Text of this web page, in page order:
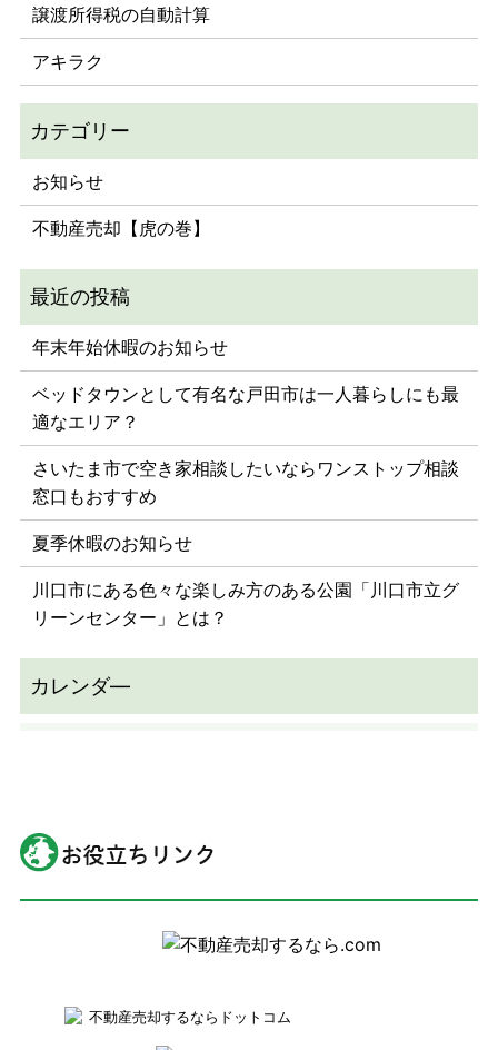
譲渡所得税の自動計算
アキラク
お知らせ
不動産売却【虎の巻】
年末年始休暇のお知らせ
ベッドタウンとして有名な戸田市は一人暮らしにも最
適なエリア？
さいたま市で空き家相談したいならワンストップ相談
窓口もおすすめ
夏季休暇のお知らせ
川口市にある色々な楽しみ方のある公園「川口市立グ
リーンセンター」とは？
不動産売却するならドットコム